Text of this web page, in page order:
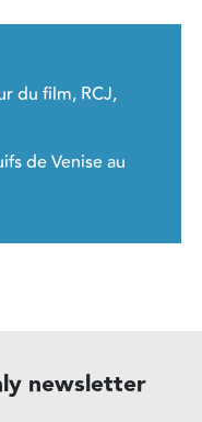
du film, RCJ,
de Venise au
newsletter